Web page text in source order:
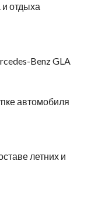
отдыха
Benz GLA
автомобиля
летних и